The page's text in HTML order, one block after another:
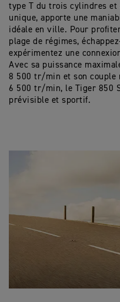
type T du trois cylindres et
unique, apporte une
idéale en ville. Pour
plage de régimes,
expérimentez une
Avec sa puissance
8 500 tr/min et son couple
6 500 tr/min, le Tiger 850
prévisible et sportif.